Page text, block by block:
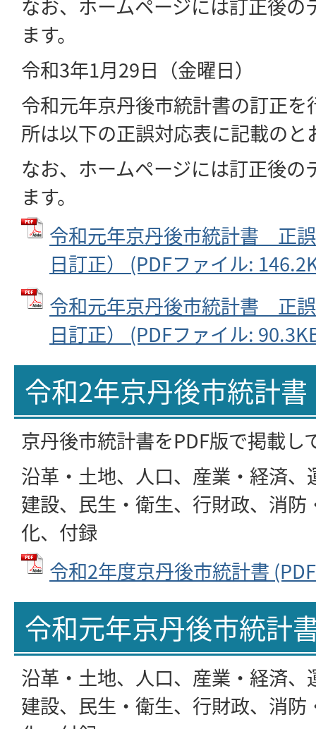
なお、ホームページには訂正後の
ます。
令和3年1月29日（金曜日）
令和元年京丹後市統計書の訂正
所は以下の正誤対応表に記載のと
なお、ホームページには訂正後の
ます。
令和元年京丹後市統計書 正
日訂正） (PDFファイル:
令和元年京丹後市統計書 正
日訂正） (PDFファイル:
令和2年京丹後市統計書
京丹後市統計書をPDF版で掲載し
沿革・土地、人口、産業・経済
建設、民生・衛生、行財政、消防
化、付録
令和2年度京丹後市統計書
令和元年京丹後市統計
沿革・土地、人口、産業・経済
建設、民生・衛生、行財政、消防